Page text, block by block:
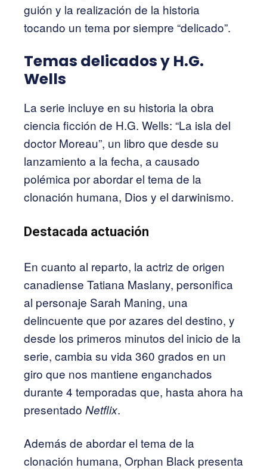
guión y la realización de la historia
tocando un tema por siempre “delicado”.
Temas delicados y H.G.
Wells
La serie incluye en su historia la obra
ciencia ficción de H.G. Wells: “La isla del
doctor Moreau”, un libro que desde su
lanzamiento a la fecha, a causado
polémica por abordar el tema de la
clonación humana, Dios y el darwinismo.
Destacada actuación
En cuanto al reparto, la actriz de origen
canadiense Tatiana Maslany, personifica
al personaje Sarah Maning, una
delincuente que por azares del destino, y
desde los primeros minutos del inicio de la
serie, cambia su vida 360 grados en un
giro que nos mantiene enganchados
durante 4 temporadas que, hasta ahora ha
presentado Netflix.
Además de abordar el tema de la
clonación humana, Orphan Black presenta